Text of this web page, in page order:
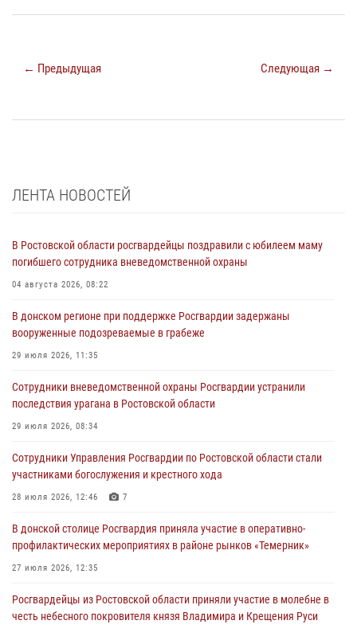
← Предыдущая Следующая →
ЛЕНТА НОВОСТЕЙ
В Ростовской области росгвардейцы поздравили с юбилеем маму
погибшего сотрудника вневедомственной охраны
04 августа 2026, 08:22
В донском регионе при поддержке Росгвардии задержаны
вооруженные подозреваемые в грабеже
29 июля 2026, 11:35
Сотрудники вневедомственной охраны Росгвардии устранили
последствия урагана в Ростовской области
29 июля 2026, 08:34
Сотрудники Управления Росгвардии по Ростовской области стали
участниками богослужения и крестного хода
28 июля 2026, 12:46 7
В донской столице Росгвардия приняла участие в оперативно-
профилактических мероприятиях в районе рынков «Темерник»
27 июля 2026, 12:35
Росгвардейцы из Ростовской области приняли участие в молебне в
честь небесного покровителя князя Владимира и Крещения Руси